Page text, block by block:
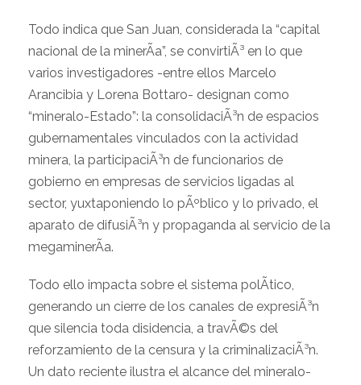
Todo indica que San Juan, considerada la “capital
nacional de la minerÃ­a”, se convirtiÃ³ en lo que
varios investigadores -entre ellos Marcelo
Arancibia y Lorena Bottaro- designan como
“mineralo-Estado”: la consolidaciÃ³n de espacios
gubernamentales vinculados con la actividad
minera, la participaciÃ³n de funcionarios de
gobierno en empresas de servicios ligadas al
sector, yuxtaponiendo lo pÃºblico y lo privado, el
aparato de difusiÃ³n y propaganda al servicio de la
megaminerÃ­a.
Todo ello impacta sobre el sistema polÃ­tico,
generando un cierre de los canales de expresiÃ³n
que silencia toda disidencia, a travÃ©s del
reforzamiento de la censura y la criminalizaciÃ³n.
Un dato reciente ilustra el alcance del mineralo-